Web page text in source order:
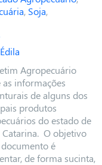
, Soja,
Édila
Agropecuário
as informações
de alguns dos
produtos
do estado de
Catarina. O objetivo
é
de forma sucinta,